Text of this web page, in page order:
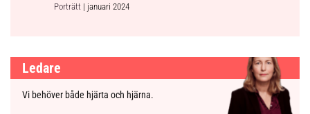
Porträtt | januari 2024
Ledare
Vi behöver både hjärta och hjärna.